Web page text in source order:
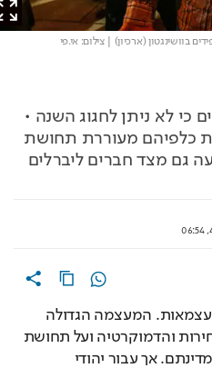
(ארכיון)| צילום: אי.פי
לא ניתן לחגוג השנה •
כלפיהם מעוררת תחושת
גם מצד חברים ליברלים
היום מציינת ארה"ב 248 שנות עצמאות. המעצמה הגדולה
בעולם נוסדה על בסיס ערכי החירות והדמוקרטיה ועל תחושת
הביטחון שאזרחיה מרגישים במדינתם. אך עבור יהודי